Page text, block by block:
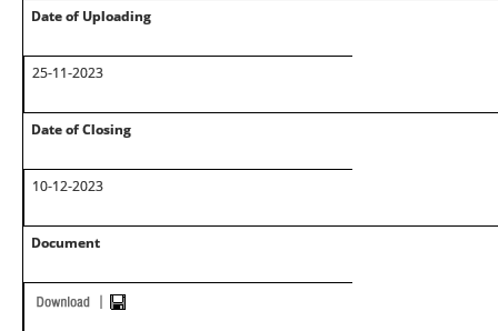
Date of Uploading
25-11-2023
Date of Closing
10-12-2023
Document